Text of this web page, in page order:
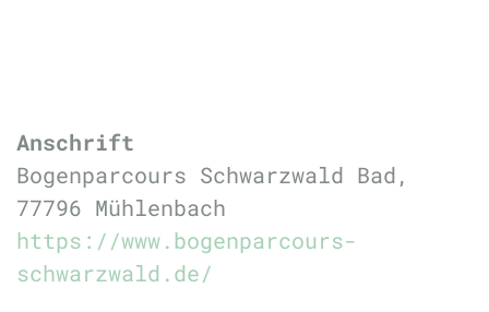
Anschrift
Bogenparcours Schwarzwald Bad,
77796 Mühlenbach
https://www.bogenparcours-
schwarzwald.de/